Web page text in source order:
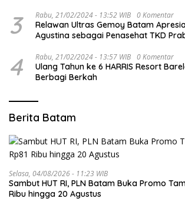
3 Rabu, 21/02/2024 - 13:52 WIB 0 Komentar
Relawan Ultras Gemoy Batam
Agustina sebagai Penasehat TKD
4 Rabu, 21/02/2024 - 13:57 WIB 0 Komentar
Ulang Tahun ke 6 HARRIS Resort
Berbagi Berkah
Berita Batam
Selasa, 04/08/2026 - 11:23 WIB
Sambut HUT RI, PLN Batam Buka Promo
Ribu hingga 20 Agustus